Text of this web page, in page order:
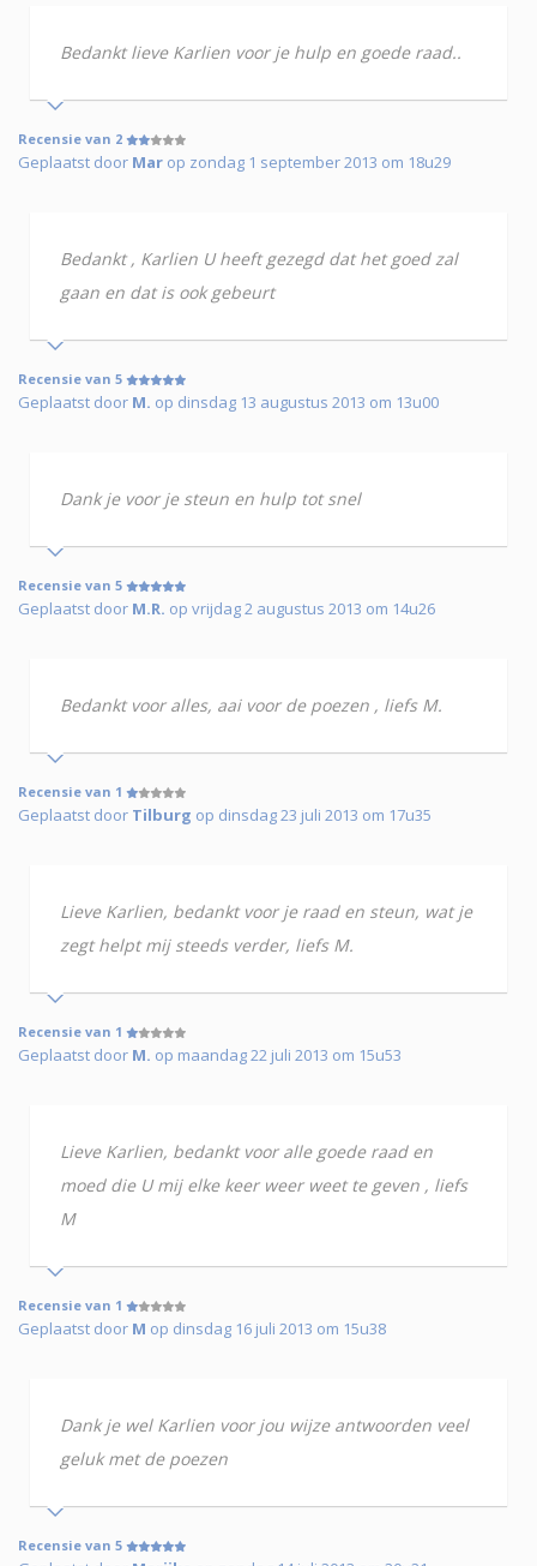
Bedankt lieve Karlien voor je hulp en goede raad..
Recensie van 2
Geplaatst door Mar op zondag 1 september 2013 om 18u29
Bedankt , Karlien U heeft gezegd dat het goed zal
gaan en dat is ook gebeurt
Recensie van 5
Geplaatst door M. op dinsdag 13 augustus 2013 om 13u00
Dank je voor je steun en hulp tot snel
Recensie van 5
Geplaatst door M.R. op vrijdag 2 augustus 2013 om 14u26
Bedankt voor alles, aai voor de poezen , liefs M.
Recensie van 1
Geplaatst door Tilburg op dinsdag 23 juli 2013 om 17u35
Lieve Karlien, bedankt voor je raad en steun, wat je
zegt helpt mij steeds verder, liefs M.
Recensie van 1
Geplaatst door M. op maandag 22 juli 2013 om 15u53
Lieve Karlien, bedankt voor alle goede raad en
moed die U mij elke keer weer weet te geven , liefs
M
Recensie van 1
Geplaatst door M op dinsdag 16 juli 2013 om 15u38
Dank je wel Karlien voor jou wijze antwoorden veel
geluk met de poezen
Recensie van 5